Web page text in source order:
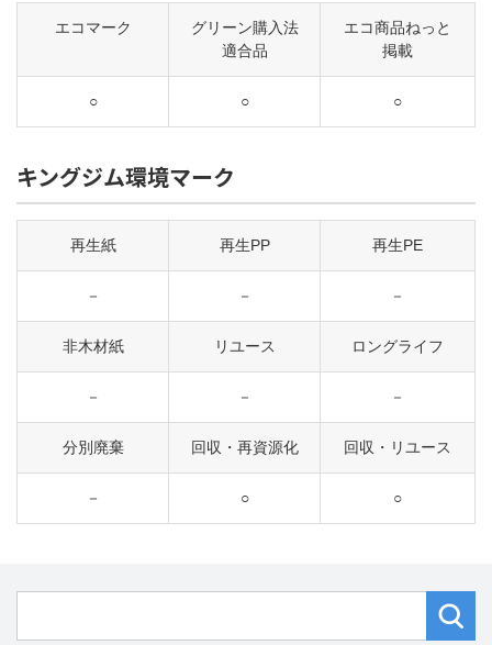
エコマーク
グリーン購入法
適合品
エコ商品ねっと
掲載
○ ○ ○
キングジム環境マーク
再生紙 再生PP 再生PE
－ － －
非木材紙 リユース ロングライフ
－ － －
分別廃棄 回収・再資源化 回収・リユース
－ ○ ○